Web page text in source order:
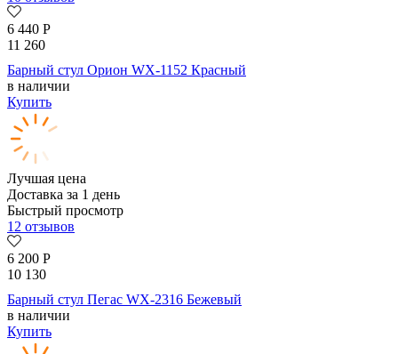
6 440 Р
11 260
Барный стул Орион WX-1152 Красный
в наличии
Купить
Лучшая цена
Доставка за 1 день
Быстрый просмотр
12 отзывов
6 200 Р
10 130
Барный стул Пегас WX-2316 Бежевый
в наличии
Купить